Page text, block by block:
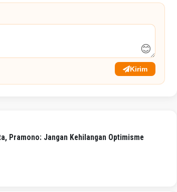
😊
Kirim
Pramono: Jangan Kehilangan Optimisme